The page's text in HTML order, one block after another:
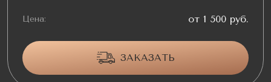
Цена: от 1 500 руб.
ЗАКАЗАТЬ